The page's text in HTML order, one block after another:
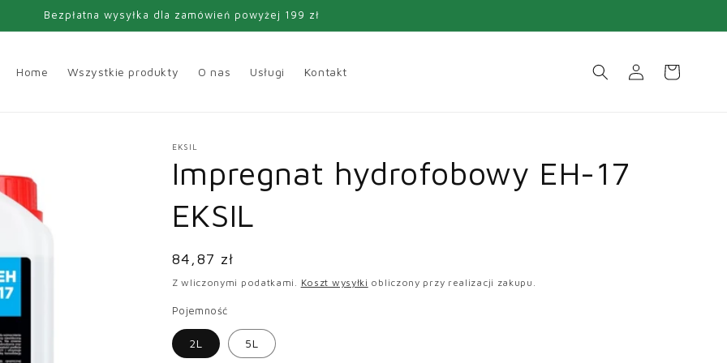
Bezpłatna wysyłka dla zamówień powyżej 199 zł
Home Wszystkie produkty O nas Usługi Kontakt
Zaloguj
się
Koszyk
EKSIL
Impregnat hydrofobowy EH-17
EKSIL
Cena
regularna
84,87 zł
Z wliczonymi podatkami. Koszt wysyłki obliczony przy realizacji zakupu.
Pojemność
2L 5L